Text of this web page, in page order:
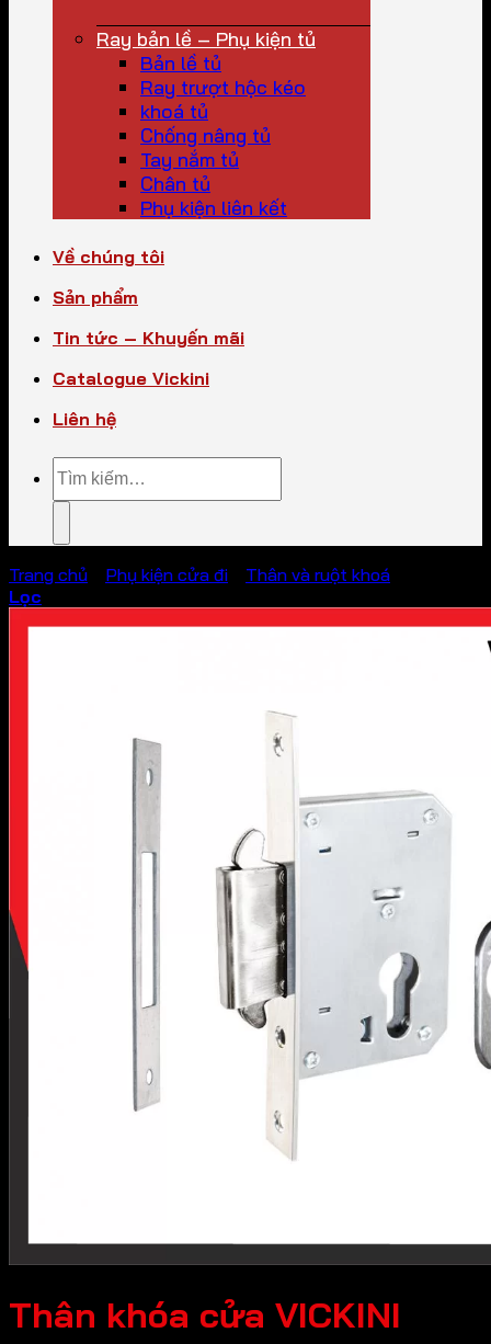
Ray bản lề – Phụ kiện tủ
Bản lề tủ
Ray trượt hộc kéo
khoá tủ
Chống nâng tủ
Tay nắm tủ
Chân tủ
Phụ kiện liên kết
Về chúng tôi
Sản phẩm
Tin tức – Khuyến mãi
Catalogue Vickini
Liên hệ
Tìm
kiếm:
Trang chủ Phụ kiện cửa đi
Thân và ruột khoá
Lọc
Thân khóa cửa VICKINI